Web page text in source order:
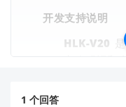
开发支持说明
HLK-V20
驱动代
1 个回答